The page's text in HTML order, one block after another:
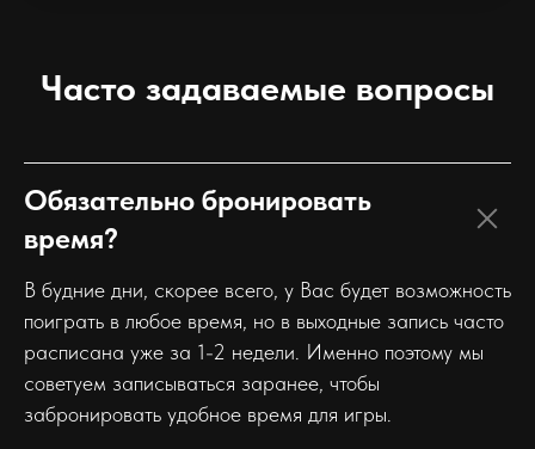
Часто задаваемые вопросы
Обязательно бронировать
время?
В будние дни, скорее всего, у Вас будет возможность
поиграть в любое время, но в выходные запись часто
расписана уже за 1-2 недели. Именно поэтому мы
советуем записываться заранее, чтобы
забронировать удобное время для игры.